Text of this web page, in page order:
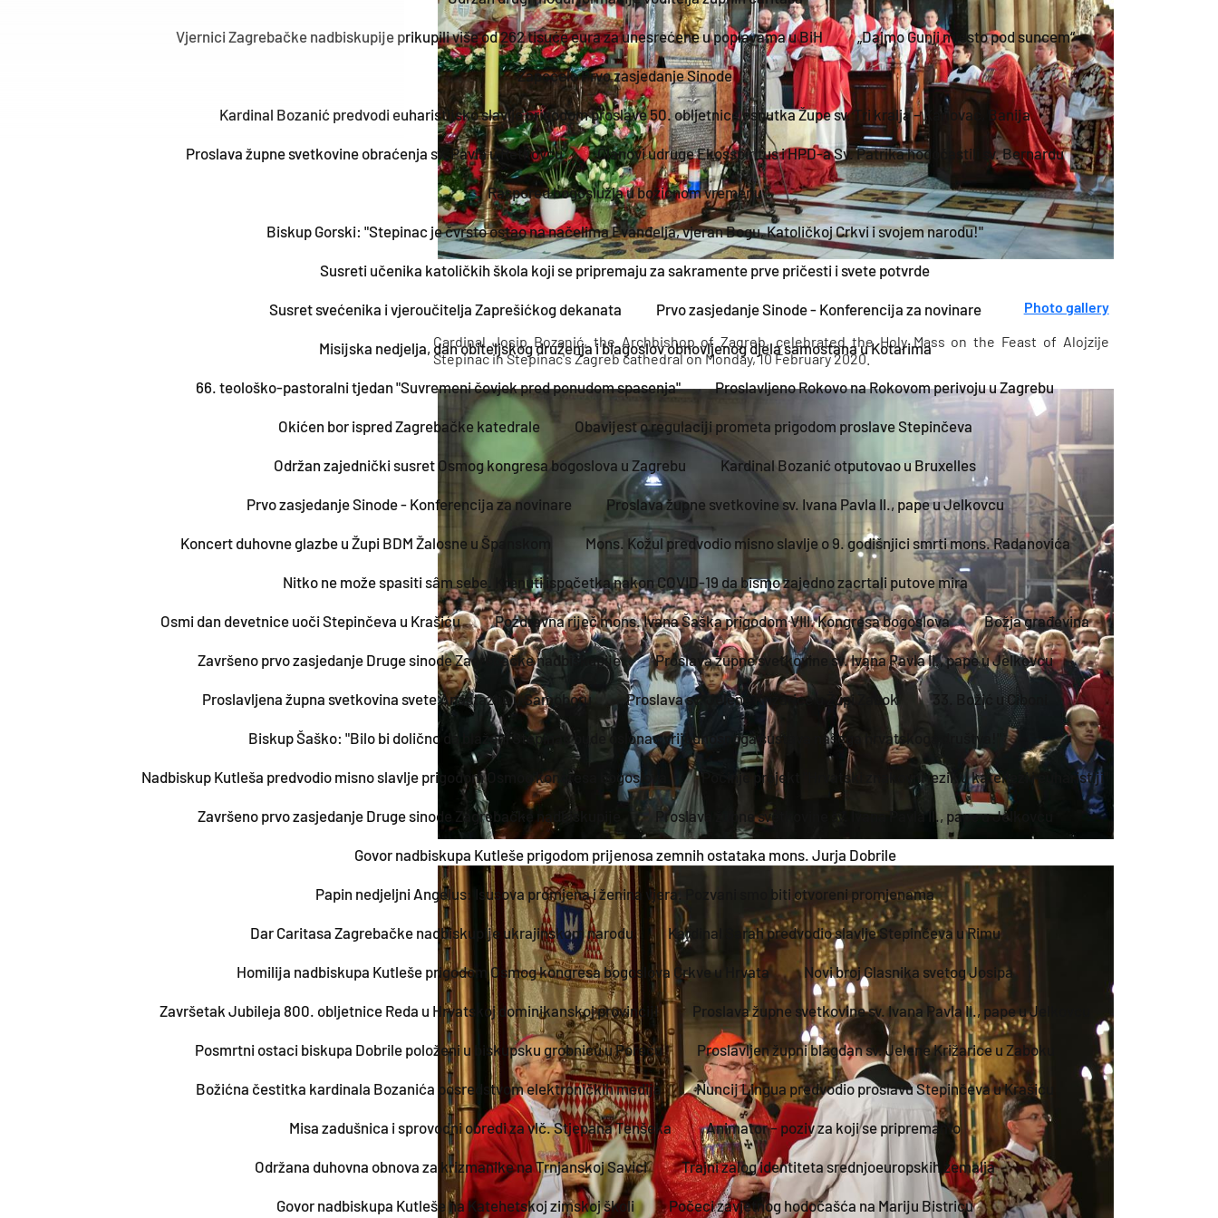
Vjernici Zagrebačke nadbiskupije prikupili više od 262 tisuće eura za unesrećene u poplavama u BiH „Dajmo Gunji mjesto pod suncem“
Započelo Prvo zasjedanje Sinode
Kardinal Bozanić predvodi euharistijsko slavlje prigodom proslave 50. obljetnice osnutka Župe sv. Tri kralja – Karlovac, Banija
Proslava župne svetkovine obraćenja sv. Pavla u Retkovcu Članovi udruge Ekosspiritus i HPD-a Sv. Patrika hodočastili sv. Bernardu
Raspored bogoslužja u božićnom vremenu
Biskup Gorski: "Stepinac je čvrsto ostao na načelima Evanđelja, vjeran Bogu, Katoličkoj Crkvi i svojem narodu!"
Susreti učenika katoličkih škola koji se pripremaju za sakramente prve pričesti i svete potvrde
Susret svećenika i vjeroučitelja Zaprešićkog dekanata Prvo zasjedanje Sinode - Konferencija za novinare
Misijska nedjelja, dan obiteljskog druženja i blagoslov obnovljenog djela samostana u Kotarima
66. teološko-pastoralni tjedan "Suvremeni čovjek pred ponudom spasenja" Proslavljeno Rokovo na Rokovom perivoju u Zagrebu
Okićen bor ispred Zagrebačke katedrale Obavijest o regulaciji prometa prigodom proslave Stepinčeva
Održan zajednički susret Osmog kongresa bogoslova u Zagrebu Kardinal Bozanić otputovao u Bruxelles
Prvo zasjedanje Sinode - Konferencija za novinare Proslava župne svetkovine sv. Ivana Pavla II., pape u Jelkovcu
Koncert duhovne glazbe u Župi BDM Žalosne u Španskom Mons. Kožul predvodio misno slavlje o 9. godišnjici smrti mons. Radanovića
Nitko ne može spasiti sâm sebe. Krenuti ispočetka nakon COVID-19 da bismo zajedno zacrtali putove mira
Osmi dan devetnice uoči Stepinčeva u Krašiću Pozdravna riječ mons. Ivana Šaška prigodom VIII. Kongresa bogoslova Božja građevina
Završeno prvo zasjedanje Druge sinode Zagrebačke nadbiskupije Proslava župne svetkovine sv. Ivana Pavla II., pape u Jelkovcu
Proslavljena župna svetkovina svete Anastazije u Samoboru Proslava sv. Jelene Križarice u Župi Zabok 33. Božić u Ciboni
Biskup Šaško: "Bilo bi dolično da blaženi Stepinac bude oslonac vrijednosnoga sustava našega hrvatskoga društva!"
Nadbiskup Kutleša predvodio misno slavlje prigodom Osmog kongresa bogoslova Počinje projekt "Hrvatski znakovni jezik u katehezi i euharistiji"
Završeno prvo zasjedanje Druge sinode Zagrebačke nadbiskupije Proslava župne svetkovine sv. Ivana Pavla II., pape u Jelkovcu
Govor nadbiskupa Kutleše prigodom prijenosa zemnih ostataka mons. Jurja Dobrile
Papin nedjeljni Angelus: Isusova promjena i ženina vjera. Pozvani smo biti otvoreni promjenama
Dar Caritasa Zagrebačke nadbiskupije ukrajinskom narodu Kardinal Sarah predvodio slavlje Stepinčeva u Rimu
Homilija nadbiskupa Kutleše prigodom Osmog kongresa bogoslova Crkve u Hrvata Novi broj Glasnika svetog Josipa
Završetak Jubileja 800. obljetnice Reda u Hrvatskoj dominikanskoj provinciji Proslava župne svetkovine sv. Ivana Pavla II., pape u Jelkovcu
Posmrtni ostaci biskupa Dobrile položeni u biskupsku grobnicu u Poreču Proslavljen župni blagdan sv. Jelene Križarice u Zaboku
Božićna čestitka kardinala Bozanića posredstvom elektroničkih medija Nuncij Lingua predvodio proslavu Stepinčeva u Krašiću
Misa zadušnica i sprovodni obredi za vlč. Stjepana Tenšeka Animator – poziv za koji se pripremamo
Održana duhovna obnova za krizmanike na Trnjanskoj Savici Trajni zalog identiteta srednjoeuropskih zemalja
Govor nadbiskupa Kutleše na Katehetskoj zimskoj školi Počeci zavjetnog hodočašća na Mariju Bistricu
Photo gallery
Cardinal Josip Bozanić, the Archbishop of Zagreb, celebrated the Holy Mass on the Feast of Alojzije
Stepinac in Stepinac's Zagreb cathedral on Monday, 10 February 2020.